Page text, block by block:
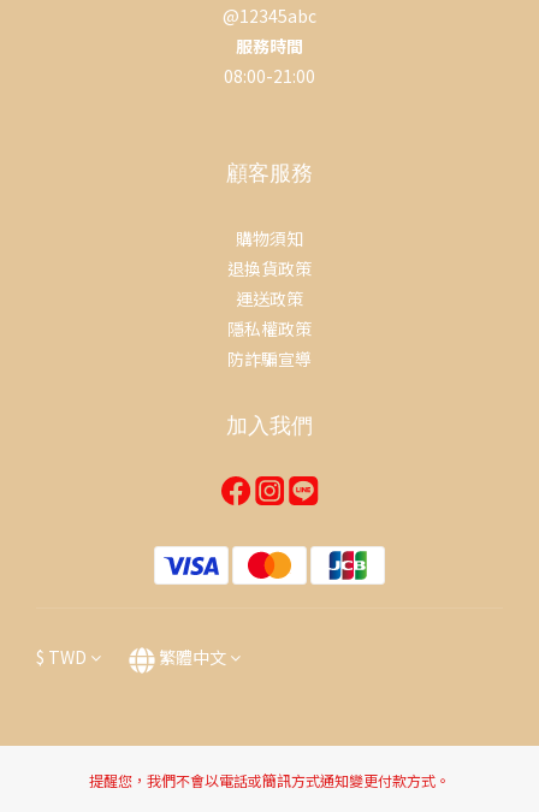
@12345abc
服務時間
08:00-21:00
顧客服務
購物須知
退換貨政策
運送政策
隱私權政策
防詐騙宣導
加入我們
$ TWD 繁體中文
提醒您，我們不會以電話或簡訊方式通知變更付款方式。